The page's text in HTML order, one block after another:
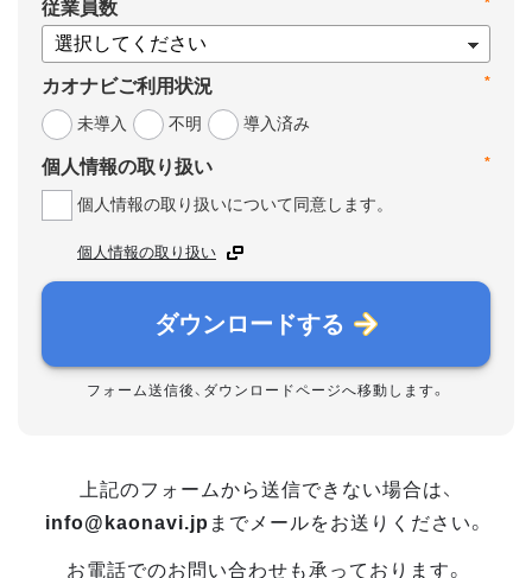
*
従業員数
*
カオナビご利用状況
未導入
不明 導入済み
*
個人情報の取り扱い
個人情報の取り扱いについて同意します。
個人情報の取り扱い
ダウンロードする
フォーム送信後、ダウンロードページへ移動します。
上記のフォームから送信できない場合は、
info@kaonavi.jp までメールをお送りください。
お電話でのお問い合わせも承っております。